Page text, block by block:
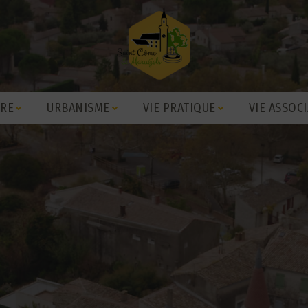
URBANISME VIE PRATIQUE VIE